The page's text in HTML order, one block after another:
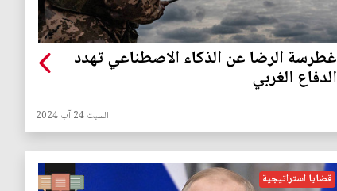
غطرسة الرضا عن الذكاء الاصطناعي تهدد
الدفاع الغربي
السبت 24 آب 2024
قضايا استراتيجية